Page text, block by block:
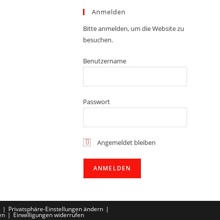
Anmelden
Bitte anmelden, um die Website zu
besuchen.
Benutzername
Passwort
Angemeldet bleiben
Privatsphäre-Einstellungen ändern
Einwilligungen widerrufen